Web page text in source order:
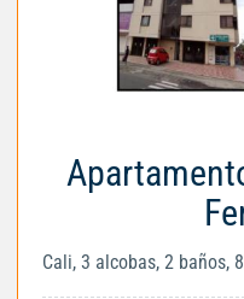
Cali, 3 alcobas, 2 baños,